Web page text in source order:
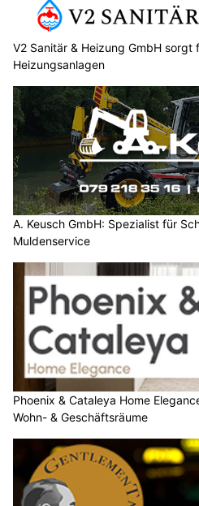
V2 Sanitär & Heizung GmbH sorgt
Heizungsanlagen
A. Keusch GmbH: Spezialist für
Muldenservice
Phoenix & Cataleya Home
Wohn- & Geschäftsräume